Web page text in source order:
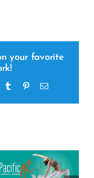
your favorite
tumblr pinterestEmail